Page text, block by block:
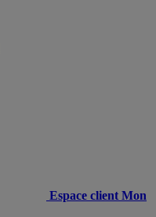
Espace client Mon